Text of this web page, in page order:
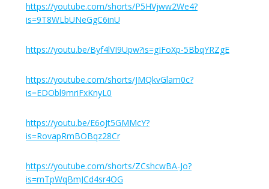
https://youtube.com/shorts/P5HVjww2We4?
is=9T8WLbUNeGgC6inU
https://youtu.be/Byf4lVI9Upw?is=gIFoXp-5BbqYRZgE
https://youtube.com/shorts/JMQkvGlam0c?
is=EDObl9mriFxKnyL0
https://youtu.be/E6oJt5GMMcY?
is=RovapRmBOBqz28Cr
https://youtube.com/shorts/ZCshcwBA-Jo?
is=mTpWqBmJCd4sr4OG